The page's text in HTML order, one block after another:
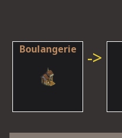
Boulangerie ->